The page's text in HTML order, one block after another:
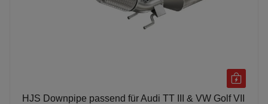
HJS Downpipe passend für Audi TT III & VW Golf VII